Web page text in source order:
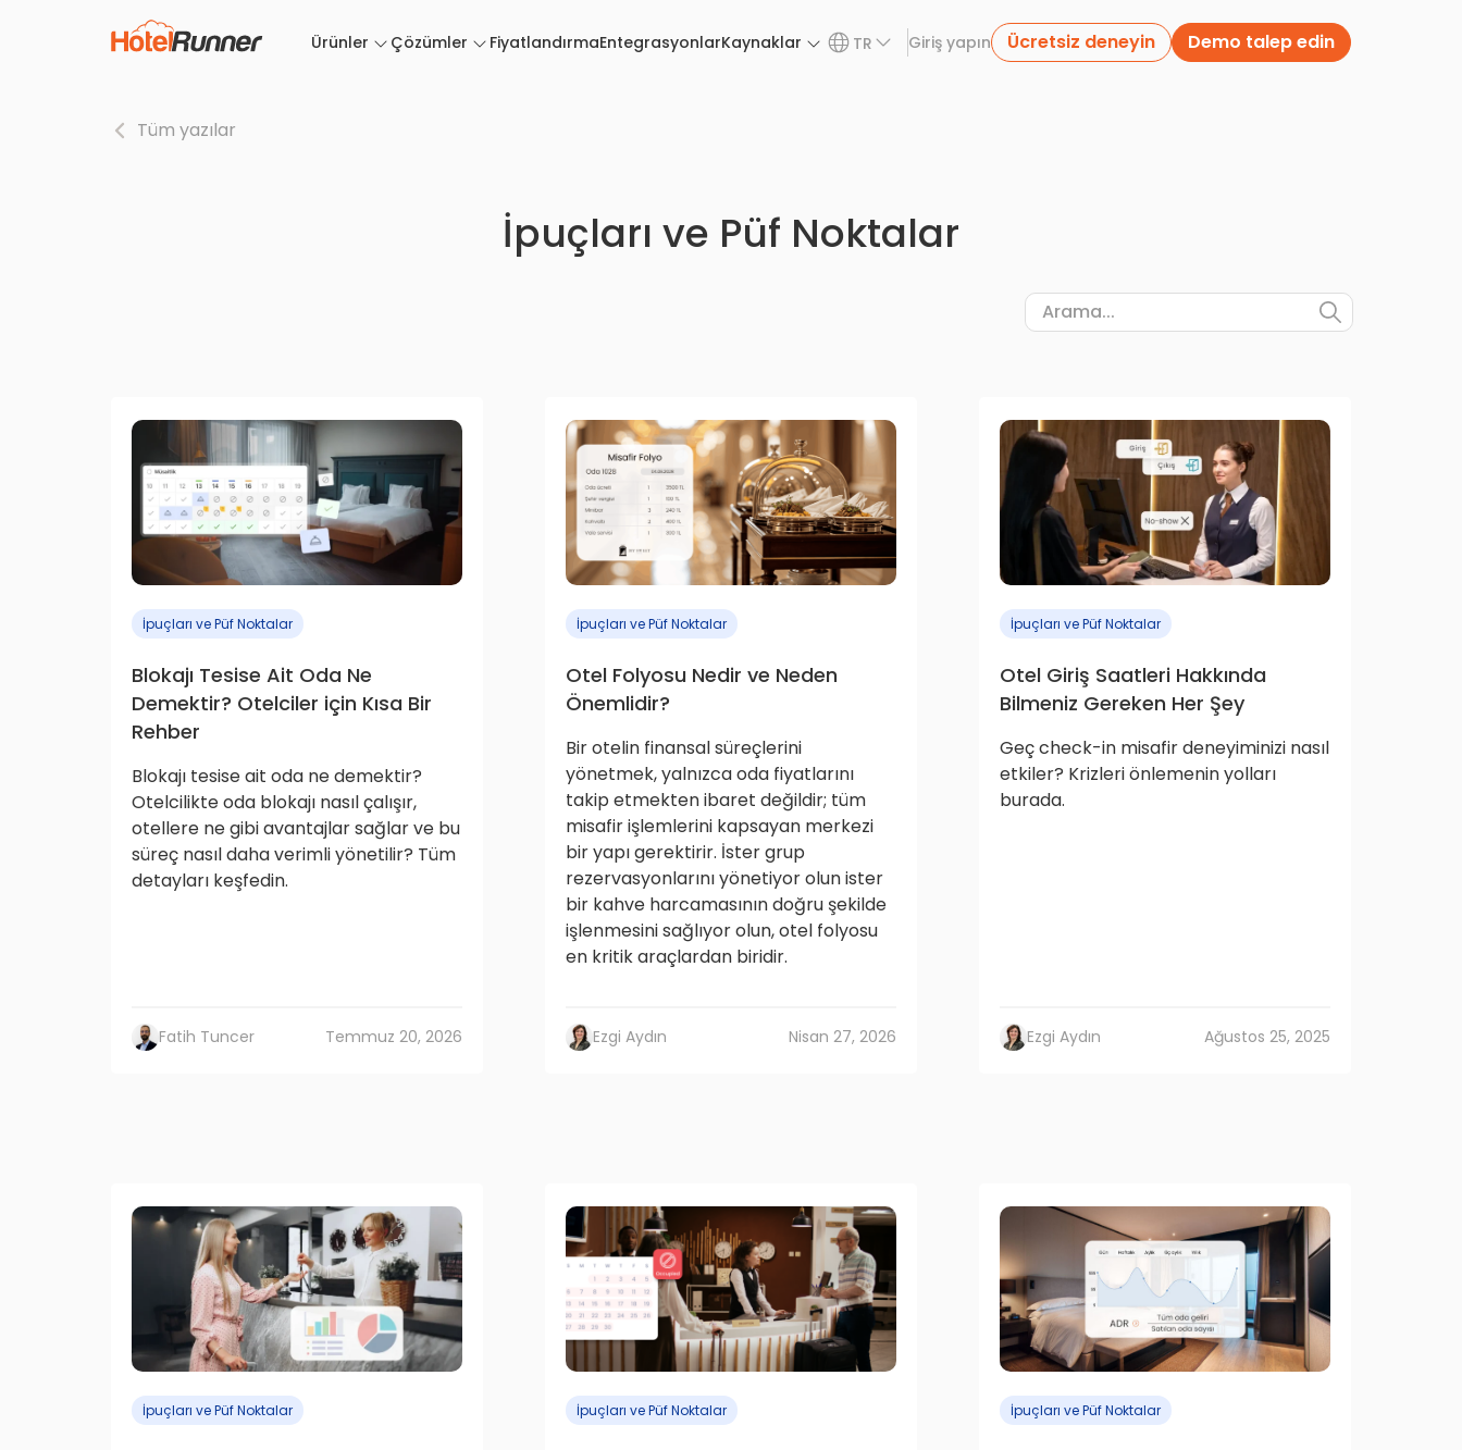
Ürünler Çözümler FiyatlandırmaEntegrasyonlarKaynaklar TR Giriş yapın Ücretsiz deneyin Demo talep edin
Tüm yazılar
İpuçları ve Püf Noktalar
İpuçları ve Püf Noktalar
Blokajı Tesise Ait Oda Ne
Demektir? Otelciler için Kısa Bir
Rehber
Blokajı tesise ait oda ne demektir?
Otelcilikte oda blokajı nasıl çalışır,
otellere ne gibi avantajlar sağlar ve bu
süreç nasıl daha verimli yönetilir? Tüm
detayları keşfedin.
Fatih Tuncer Temmuz 20, 2026
İpuçları ve Püf Noktalar
Otel Folyosu Nedir ve Neden
Önemlidir?
Bir otelin finansal süreçlerini
yönetmek, yalnızca oda fiyatlarını
takip etmekten ibaret değildir; tüm
misafir işlemlerini kapsayan merkezi
bir yapı gerektirir. İster grup
rezervasyonlarını yönetiyor olun ister
bir kahve harcamasının doğru şekilde
işlenmesini sağlıyor olun, otel folyosu
en kritik araçlardan biridir.
Ezgi Aydın Nisan 27, 2026
İpuçları ve Püf Noktalar
Otel Giriş Saatleri Hakkında
Bilmeniz Gereken Her Şey
Geç check-in misafir deneyiminizi nasıl
etkiler? Krizleri önlemenin yolları
burada.
Ezgi Aydın Ağustos 25, 2025
İpuçları ve Püf Noktalar İpuçları ve Püf Noktalar İpuçları ve Püf Noktalar